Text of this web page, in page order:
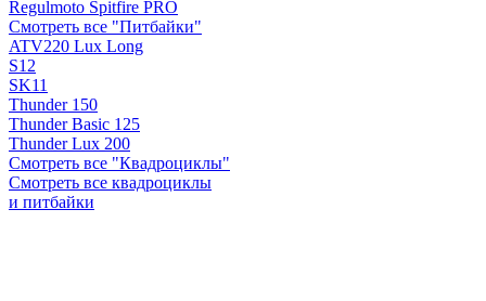
Regulmoto Spitfire PRO
Смотреть все "Питбайки"
ATV220 Lux Long
S12
SK11
Thunder 150
Thunder Basic 125
Thunder Lux 200
Смотреть все "Квадроциклы"
Смотреть все квадроциклы
и питбайки